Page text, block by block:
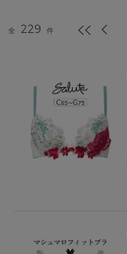
全 229 件